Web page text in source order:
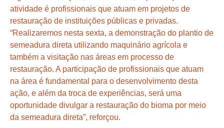
atividade é profissionais que atuam em projetos de
restauração de instituições públicas e privadas.
“Realizaremos nesta sexta, a demonstração do plantio de
semeadura direta utilizando maquinário agrícola e
também a visitação nas áreas em processo de
restauração. A participação de profissionais que atuam
na área é fundamental para o desenvolvimento desta
ação, e além da troca de experiências, será uma
oportunidade divulgar a restauração do bioma por meio
da semeadura direta”, reforçou.